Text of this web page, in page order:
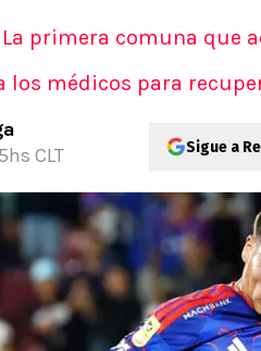
La primera comuna que
los médicos para
CLT
Sigue a